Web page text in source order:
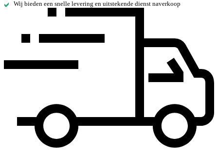
Wij bieden een snelle levering en uitstekende dienst naverkoop